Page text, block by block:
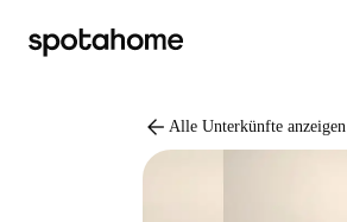
arrow_back Alle Unterkünfte anzeigen